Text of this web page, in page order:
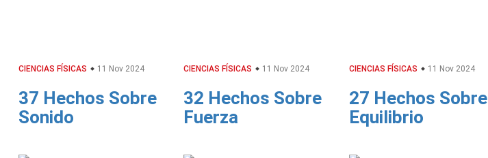
CIENCIAS FÍSICAS 11 Nov 2024
37 Hechos Sobre
Sonido
CIENCIAS FÍSICAS 11 Nov 2024
32 Hechos Sobre
Fuerza
CIENCIAS FÍSICAS 11 Nov 2024
27 Hechos Sobre
Equilibrio